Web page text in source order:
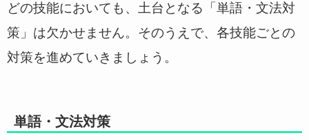
どの技能においても、土台となる「単語・文法対
策」は欠かせません。そのうえで、各技能ごとの
対策を進めていきましょう。
単語・文法対策